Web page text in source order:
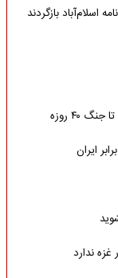
اسلام‌آباد بازگردند
روزه
ایران
ندارد